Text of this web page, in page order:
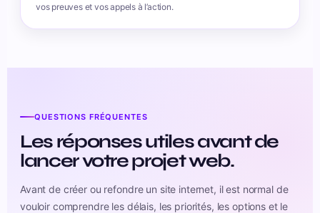
vos preuves et vos appels à l’action.
QUESTIONS FRÉQUENTES
Les réponses utiles avant de
lancer votre projet web.
Avant de créer ou refondre un site internet, il est normal de
vouloir comprendre les délais, les priorités, les options et le